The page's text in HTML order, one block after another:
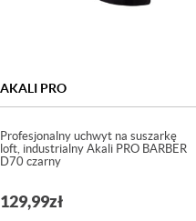
AKALI PRO
Profesjonalny uchwyt na suszarkę
loft, industrialny Akali PRO BARBER
D70 czarny
129,99zł